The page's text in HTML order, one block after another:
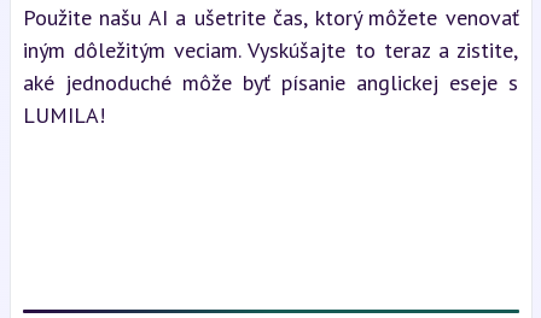
Použite našu AI a ušetrite čas, ktorý môžete venovať
iným dôležitým veciam. Vyskúšajte to teraz a zistite,
aké jednoduché môže byť písanie anglickej eseje s
LUMILA!